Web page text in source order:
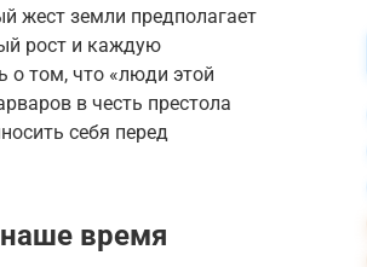
жест земли предполагает
рост и каждую
о том, что «люди этой
в честь престола
себя перед
время